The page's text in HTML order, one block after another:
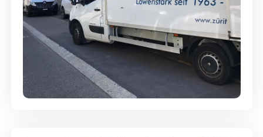
Full-Service - Für Privatumzüge